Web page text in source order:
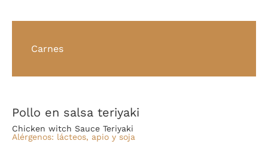
Carnes
Pollo en salsa teriyaki
Chicken witch Sauce Teriyaki
Alérgenos: lácteos, apio y soja